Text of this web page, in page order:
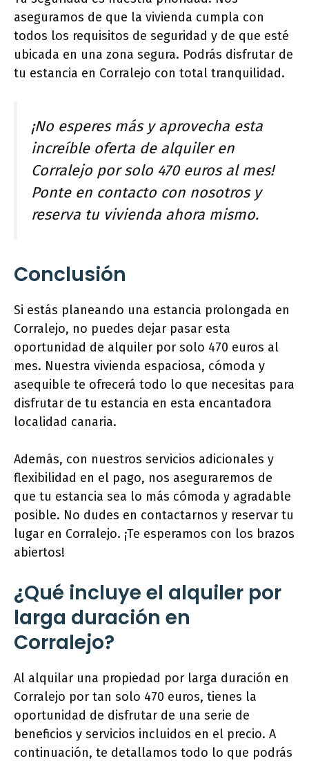
aseguramos de que la vivienda cumpla con
todos los requisitos de seguridad y de que esté
ubicada en una zona segura. Podrás disfrutar de
tu estancia en Corralejo con total tranquilidad.
¡No esperes más y aprovecha esta
increíble oferta de alquiler en
Corralejo por solo 470 euros al mes!
Ponte en contacto con nosotros y
reserva tu vivienda ahora mismo.
Conclusión
Si estás planeando una estancia prolongada en
Corralejo, no puedes dejar pasar esta
oportunidad de alquiler por solo 470 euros al
mes. Nuestra vivienda espaciosa, cómoda y
asequible te ofrecerá todo lo que necesitas para
disfrutar de tu estancia en esta encantadora
localidad canaria.
Además, con nuestros servicios adicionales y
flexibilidad en el pago, nos aseguraremos de
que tu estancia sea lo más cómoda y agradable
posible. No dudes en contactarnos y reservar tu
lugar en Corralejo. ¡Te esperamos con los brazos
abiertos!
¿Qué incluye el alquiler por
larga duración en
Corralejo?
Al alquilar una propiedad por larga duración en
Corralejo por tan solo 470 euros, tienes la
oportunidad de disfrutar de una serie de
beneficios y servicios incluidos en el precio. A
continuación, te detallamos todo lo que podrás